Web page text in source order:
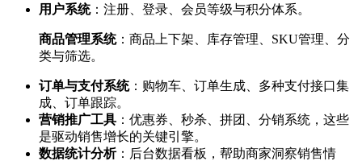
用户系统：注册、登录、会员等级与积分体系。
商品管理系统：商品上下架、库存管理、SKU管理、分
类与筛选。
订单与支付系统：购物车、订单生成、多种支付接口集
成、订单跟踪。
营销推广工具 ：优惠券、秒杀、拼团、分销系统，这些
是驱动销售增长的关键引擎。
数据统计分析：后台数据看板，帮助商家洞察销售情